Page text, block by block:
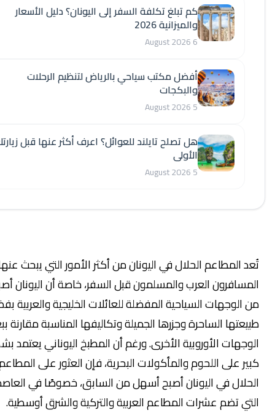
الحلال في اليونان من أكثر الأمور التي يبحث عنها
العرب والمسلمون قبل السفر، خاصة أن اليونان أصبحت
السياحية المفضلة للعائلات الخليجية والعربية بفضل
الساحرة وجزرها الجميلة وتكاليفها المناسبة مقارنة ببعض
الأوروبية الأخرى. ورغم أن المطبخ اليوناني يعتمد بشكل
اللحوم والمأكولات البحرية، فإن العثور على المطاعم
في اليونان أصبح أسهل من السابق، خصوصًا في العاصمة أثينا
عشرات المطاعم العربية والتركية والشرق أوسطية.
كم تبلغ تكلفة السفر إلى اليونان؟ دليل الأسعار
والميزانية 2026
6 August 2026
أفضل مكتب سياحي بالرياض لتنظيم الرحلات
والبكجات
5 August 2026
هل تصلح تايلند للعوائل؟ اعرف أكثر عنها قبل زيارتك
الأولى
5 August 2026